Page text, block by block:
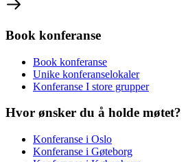
Book konferanse
Book konferanse
Unike konferanselokaler
Konferanse I store grupper
Hvor ønsker du å holde møtet?
Konferanse i Oslo
Konferanse i Gøteborg